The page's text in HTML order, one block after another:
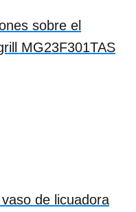
sobre el
MG23F301TAS
de licuadora